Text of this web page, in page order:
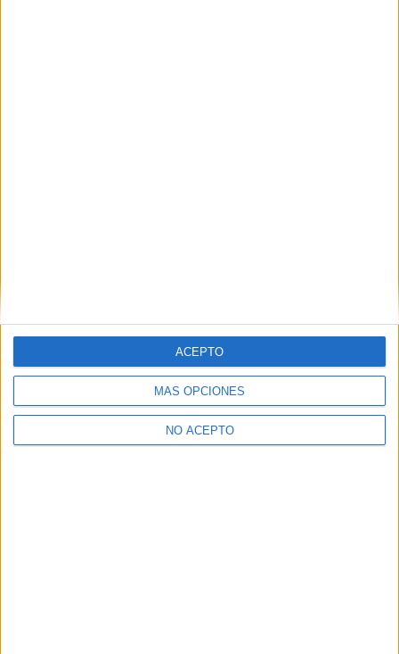
MÁS OPCIONES
NO ACEPTO
ACEPTO
+
−